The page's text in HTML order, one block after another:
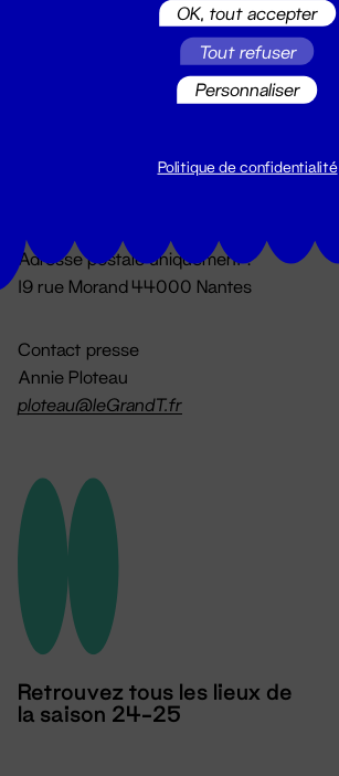
Du lundi au vendredi 14h → 18h
Adresse postale uniquement :
19 rue Morand 44000 Nantes
Contact presse
Annie Ploteau
ploteau@leGrandT.fr
Retrouvez tous les lieux de
la saison 24-25
OK, tout accepter
Tout refuser
Personnaliser
Politique de confidentialité